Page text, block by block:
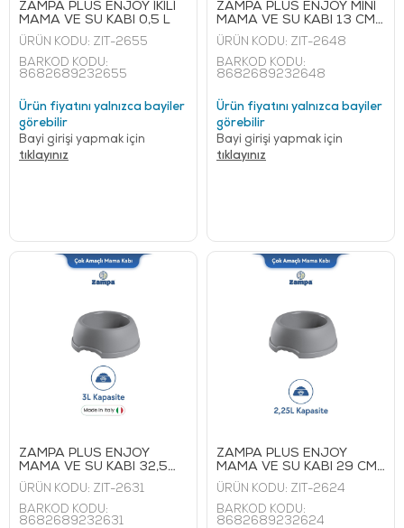
ZAMPA PLUS ENJOY İKİLİ
MAMA VE SU KABI 0,5 L
ÜRÜN KODU: ZIT-2655
BARKOD KODU:
8682689232655
Ürün fiyatını yalnızca bayiler
görebilir
Bayi girişi yapmak için
tıklayınız
ZAMPA PLUS ENJOY MİNİ
MAMA VE SU KABI 13 CM
0,2 L
ÜRÜN KODU: ZIT-2648
BARKOD KODU:
8682689232648
Ürün fiyatını yalnızca bayiler
görebilir
Bayi girişi yapmak için
tıklayınız
ZAMPA PLUS ENJOY
MAMA VE SU KABI 32,5
CM 3 L
ÜRÜN KODU: ZIT-2631
BARKOD KODU:
8682689232631
ZAMPA PLUS ENJOY
MAMA VE SU KABI 29 CM
2,25 L
ÜRÜN KODU: ZIT-2624
BARKOD KODU:
8682689232624